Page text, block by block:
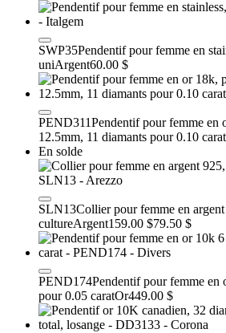
SWP35Pendentif pour femme en
uniArgent60.00 $
PEND311Pendentif pour femme en
12.5mm, 11 diamants pour 0.10 carat
En solde
SLN13Collier pour femme en
cultureArgent159.00 $79.50 $
PEND174Pendentif pour femme en
pour 0.05 caratOr449.00 $